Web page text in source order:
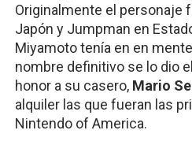
Originalmente el personaje
Japón y Jumpman en
Miyamoto tenía en en
nombre definitivo se lo dio
honor a su casero, Mario
alquiler las que fueran las
Nintendo of America.